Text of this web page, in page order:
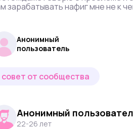
зарабатывать нафиг мне не к
Анонимный
пользователь
совет от сообщества
Анонимный
22-26 лет